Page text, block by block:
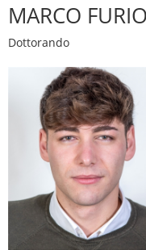
MARCO FURIO
Dottorando